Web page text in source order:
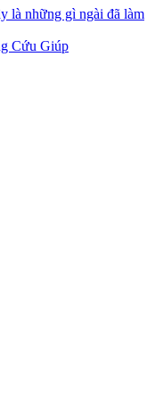
là những gì ngài đã làm
Cứu Giúp